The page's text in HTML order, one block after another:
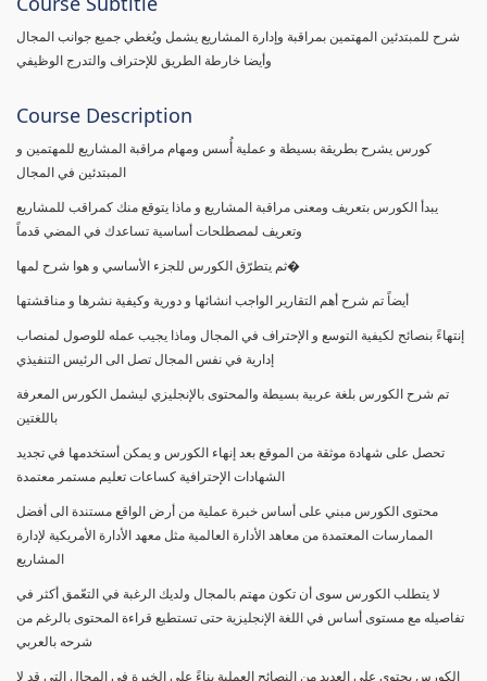
شرح للمبتدئين المهتمين بمراقبة وإدارة المشاريع يشمل ويُغطي جميع جوانب المجال
وأيضا خارطة الطريق للإحتراف والتدرج الوظيفي
Course Description
كورس يشرح بطريقة بسيطة و عملية أُسس ومهام مراقبة المشاريع للمهتمين و
المبتدئين في المجال
يبدأ الكورس بتعريف ومعنى مراقبة المشاريع و ماذا يتوقع منك كمراقب للمشاريع
وتعريف لمصطلحات أساسية تساعدك في المضي قدماً
ثم يتطرّق الكورس للجزء الأساسي و هوا شرح لمها�
أيضاً تم شرح أهم التقارير الواجب انشائها و دورية وكيفية نشرها و مناقشتها
إنتهاءً بنصائح لكيفية التوسع و الإحتراف في المجال وماذا يجيب عمله للوصول لمنصاب
إدارية في نفس المجال تصل الى الرئيس التنفيذي
تم شرح الكورس بلغة عربية بسيطة والمحتوى بالإنجليزي ليشمل الكورس المعرفة
باللغتين
تحصل على شهادة موثقة من الموقع بعد إنهاء الكورس و يمكن أستخدمها في تجديد
الشهادات الإحترافية كساعات تعليم مستمر معتمدة
محتوى الكورس مبني على أساس خبرة عملية من أرض الواقع مستندة الى أفضل
الممارسات المعتمدة من معاهد الأدارة العالمية مثل معهد الأدارة الأمريكية لإدارة
المشاريع
لا يتطلب الكورس سوى أن تكون مهتم بالمجال ولديك الرغبة في التعّمق أكثر في
تفاصيله مع مستوى أساس في اللغة الإنجليزية حتى تستطيع قراءة المحتوى بالرغم من
شرحه بالعربي
الكورس يحتوى على العديد من النصائح العملية بناءً على الخبرة في المجال التى قد لا